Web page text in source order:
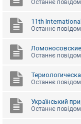
Останнє
11th
Останнє
Ломоносовские
Останнє
Останнє
Український
Останнє